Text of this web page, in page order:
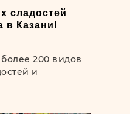
сладостей
в Казани!
200 видов
и